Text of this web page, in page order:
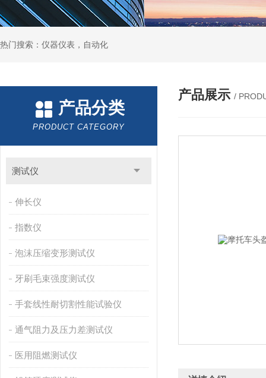
热门搜索：仪器仪表，自动化
产品分类
PRODUCT CATEGORY
测试仪
伸长仪
指数仪
泡沫压缩变形测试仪
牙刷毛束强度测试仪
手套线性耐切割性能试验仪
通气阻力及压力差测试仪
医用阻燃测试仪
产品展示 /